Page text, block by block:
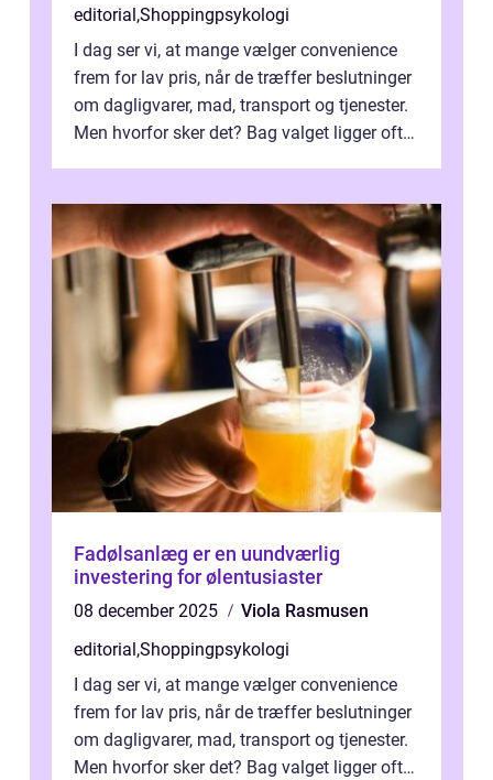
editorial ,Shoppingpsykologi
I dag ser vi, at mange vælger convenience
frem for lav pris, når de træffer beslutninger
om dagligvarer, mad, transport og tjenester.
Men hvorfor sker det? Bag valget ligger ofte
Fadølsanlæg er en uundværlig
investering for ølentusiaster
08 december 2025
Viola Rasmusen
editorial ,Shoppingpsykologi
I dag ser vi, at mange vælger convenience
frem for lav pris, når de træffer beslutninger
om dagligvarer, mad, transport og tjenester.
Men hvorfor sker det? Bag valget ligger ofte